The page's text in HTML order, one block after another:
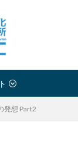
発想 Part2